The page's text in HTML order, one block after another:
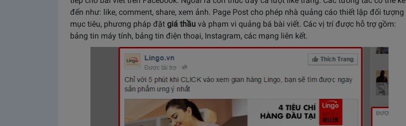
đến như: like, comment, share, xem ảnh. Page Post cho phép nhà quảng cáo thiết lập đối tượng
mục tiêu, phương pháp đặt giá thầu và phạm vi quảng bá bài viết. Các vị trí được hỗ trợ gồm:
bảng tin máy tính, bảng tin điện thoại, Instagram, các mạng liên kết.